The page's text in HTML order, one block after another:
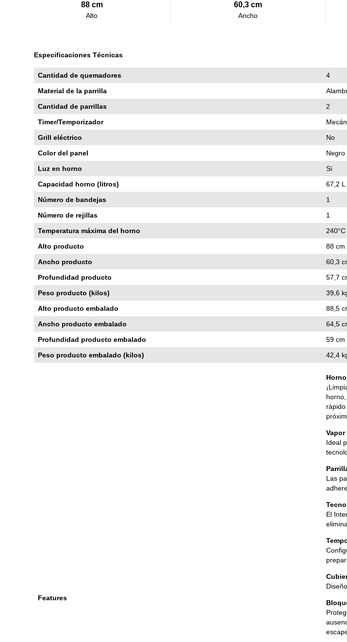
88 cm
Alto
60,3 cm
Ancho
Especificaciones Técnicas
Cantidad de quemadores
4
Material de la parrilla
Cantidad de parrillas
2
Timer/Temporizador
Grill eléctrico
No
Color del panel
Negro
Luz en horno
Sí
Capacidad horno (litros)
67,2 L
Número de bandejas
1
Número de rejillas
1
Temperatura máxima del horno
240°C
Alto producto
88 cm
Ancho producto
60,3
Profundidad producto
57,7
Peso producto (kilos)
39,6
Alto producto embalado
88,5
Ancho producto embalado
64,5
Profundidad producto embalado
59 cm
Peso producto embalado (kilos)
42,4
Features
Ideal
Las
El